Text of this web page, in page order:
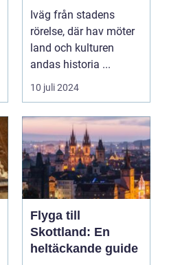
med Hotell i
Halland
Iväg från stadens
rörelse, där hav möter
land och kulturen
andas historia ...
10 juli 2024
Flyga till
Skottland: En
heltäckande guide